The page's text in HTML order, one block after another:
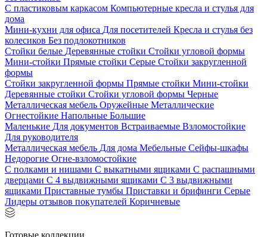
С пластиковым каркасом Компьютерные кресла и стулья для
дома
Мини-кухни для офиса Для посетителей Кресла и стулья без
колесиков Без подлокотников
Стойки белые Деревянные стойки Стойки угловой формы
Мини-стойки Прямые стойки Серые Стойки закругленной
формы
Стойки закругленной формы Прямые стойки Мини-стойки
Деревянные стойки Стойки угловой формы Черные
Металлическая мебель Оружейные Металлические
Огнестойкие Напольные Большие
Маленькие Для документов Встраиваемые Взломостойкие
Для руководителя
Металлическая мебель Для дома Мебельные Сейфы-шкафы
Недорогие Огне-взломостойкие
С полками и нишами С выкатными ящиками С распашными
дверцами С 4 выдвижными ящиками С 3 выдвижными
ящиками Приставные тумбы Приставки и брифинги Серые
Лидеры отзывов покупателей Коричневые
Готовые коллекции